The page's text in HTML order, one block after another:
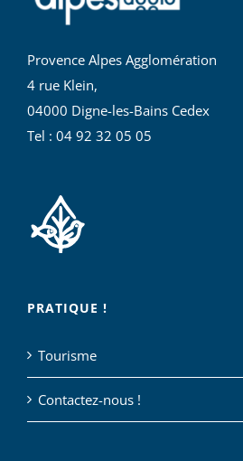
Provence Alpes Agglomération
4 rue Klein,
04000 Digne-les-Bains Cedex
Tel : 04 92 32 05 05
PRATIQUE !
Tourisme
Contactez-nous !